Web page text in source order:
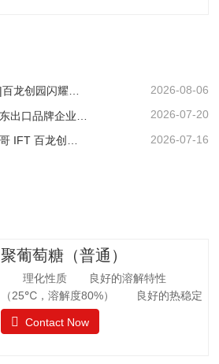
能力很强。热稳定比蔗糖略差，不被大多
数细菌和酵母所发酵。遮蔽异味，平衡口
感和风味。在高温下长时间加热比蔗糖稍
易容易着色。 法规许可中国：食品添加剂
跨越山海，聚力南美！|百龙创园闪耀巴西 FiSA 南美食品配料展，深耕健康配料市场 2026-08-06
2026-07-20
2026-07-16
聚葡萄糖（普通）
理化性质 良好的溶解特性
（25℃，溶解度80%） 良好的热稳定
性 环境湿度高，充分吸水 法规
许可 57个国家批准应用聚葡萄糖.
Contact Now